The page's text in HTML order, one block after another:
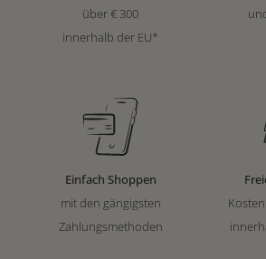
über € 300
innerhalb der EU*
Einfach Shoppen
mit den gängigsten
Zahlungsmethoden